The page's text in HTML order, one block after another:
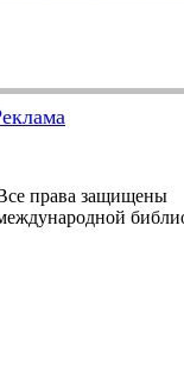
права защищены